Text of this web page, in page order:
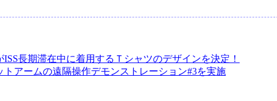
長期滞在中に着用するＴシャツのデザインを決定！
トアームの遠隔操作デモンストレーション#3を実施